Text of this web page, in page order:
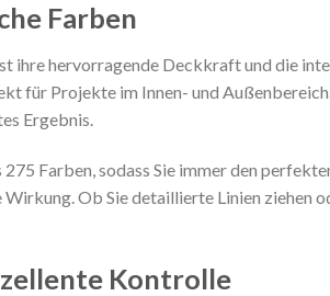
Farben
ihre hervorragende Deckkraft und die
für Projekte im Innen- und
Ergebnis.
Farben, sodass Sie immer den
Ob Sie detaillierte Linien ziehen
Kontrolle